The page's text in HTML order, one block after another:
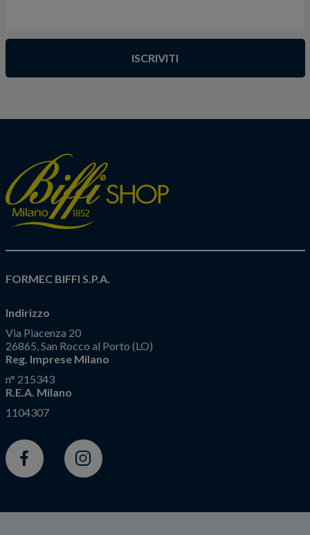
ISCRIVITI
FORMEC BIFFI S.P.A.
Indirizzo
Via Piacenza 20
26865, San Rocco al Porto (LO)
Reg. Imprese Milano
n° 215343
R.E.A. Milano
1104307
Facebook Instagram